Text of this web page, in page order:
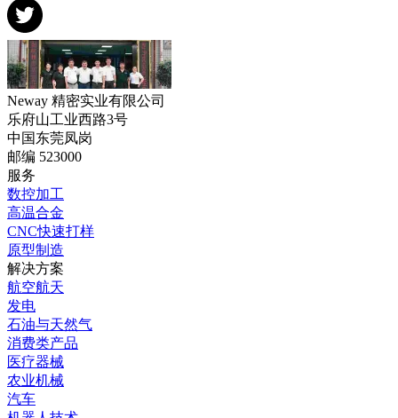
Neway 精密实业有限公司
乐府山工业西路3号
中国东莞凤岗
邮编 523000
服务
数控加工
高温合金
CNC快速打样
原型制造
解决方案
航空航天
发电
石油与天然气
消费类产品
医疗器械
农业机械
汽车